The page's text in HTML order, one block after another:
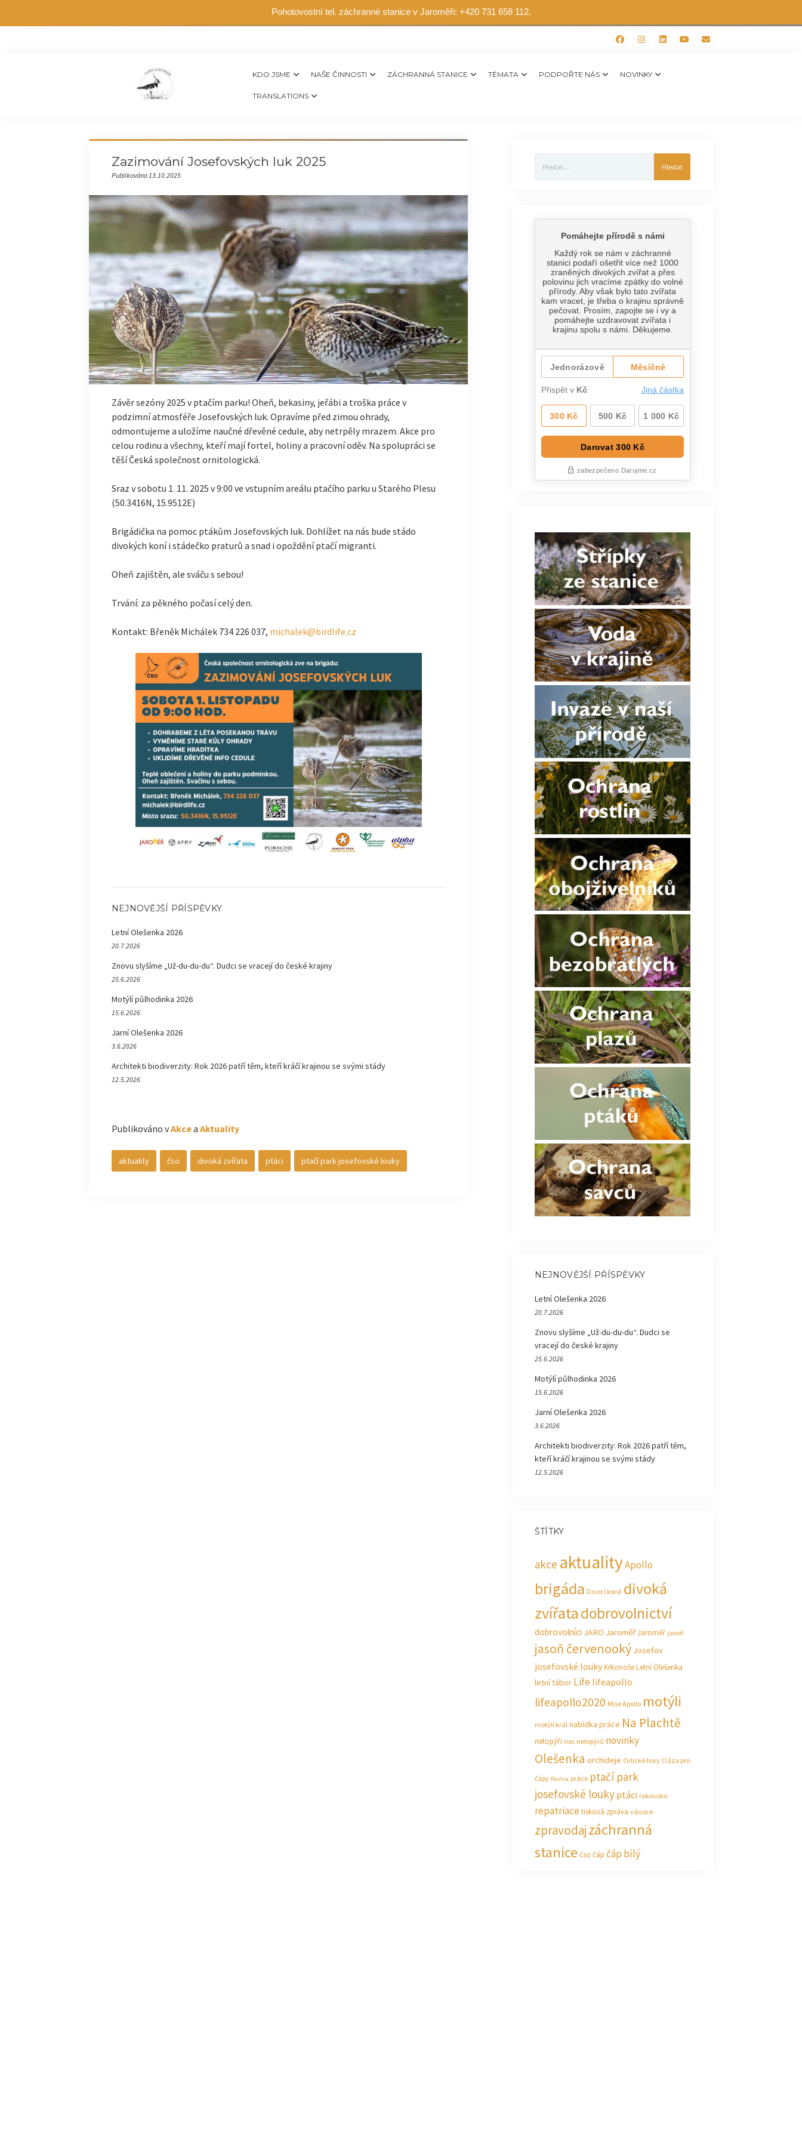
Pohotovostní tel. záchranné stanice v Jaroměři: +420 731 658 112.
KDO JSME NAŠE ČINNOSTI ZÁCHRANNÁ STANICE TÉMATA PODPOŘTE NÁS NOVINKY
TRANSLATIONS
Zazimování Josefovských luk 2025
Publikováno 13.10.2025
Závěr sezóny 2025 v ptačím parku! Oheň, bekasiny, jeřábi a troška práce v
podzimní atmosféře Josefovských luk. Opravíme před zimou ohrady,
odmontujeme a uložíme naučné dřevěné cedule, aby netrpěly mrazem. Akce pro
celou rodinu a všechny, kteří mají fortel, holiny a pracovní oděv. Na spolupráci se
těší Česká společnost ornitologická.
Sraz v sobotu 1. 11. 2025 v 9:00 ve vstupním areálu ptačího parku u Starého Plesu
(50.3416N, 15.9512E)
Brigádička na pomoc ptákům Josefovských luk. Dohlížet na nás bude stádo
divokých koní i stádečko praturů a snad i opoždění ptačí migranti.
Oheň zajištěn, ale sváču s sebou!
Trvání: za pěkného počasí celý den.
Kontakt: Břeněk Michálek 734 226 037, michalek@birdlife.cz
NEJNOVĚJŠÍ PŘÍSPĚVKY
Letní Olešenka 2026
20.7.2026
Znovu slyšíme „Už-du-du-du“. Dudci se vracejí do české krajiny
25.6.2026
Motýlí půlhodinka 2026
15.6.2026
Jarní Olešenka 2026
3.6.2026
Architekti biodiverzity: Rok 2026 patří těm, kteří kráčí krajinou se svými stády
12.5.2026
Publikováno vAkcea Aktuality
aktuality čso divoká zvířata ptáci ptačí park josefovské louky
NEJNOVĚJŠÍ PŘÍSPĚVKY
Letní Olešenka 2026
20.7.2026
Znovu slyšíme „Už-du-du-du“. Dudci se
vracejí do české krajiny
25.6.2026
Motýlí půlhodinka 2026
15.6.2026
Jarní Olešenka 2026
3.6.2026
Architekti biodiverzity: Rok 2026 patří těm,
kteří kráčí krajinou se svými stády
12.5.2026
ŠTÍTKY
akce aktualityApollo
brigáda Divocí koně divoká
zvířatadobrovolnictví
dobrovolníci JARO JaroměřJaroměř jasoň
jasoň červenooký Josefov
josefovské loukyKrkonošeLetní Olešenka
letní tábor Life lifeapollo
lifeapollo2020 Mise Apollo motýli
motýlí král nabídka práce Na Plachtě
netopýři noc netopýrů novinky
Olešenka orchideje Orlické hory Oáza pro
čápy Pastva práce ptačí park
josefovské louky ptáci rakousko
repatriacetisková zpráva vánoce
zpravodajzáchranná
stanice čso čáp čáp bílý